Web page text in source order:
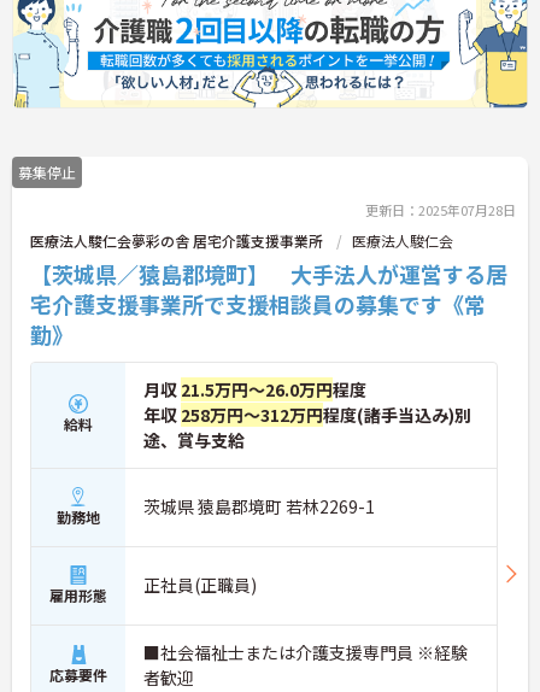
募集停止
更新日：2025年07月28日
医療法人駿仁会夢彩の舎 居宅介護支援事業所 医療法人駿仁会
【茨城県／猿島郡境町】 大手法人が運営する居
宅介護支援事業所で支援相談員の募集です《常
勤》
給料
月収 21.5万円～26.0万円程度
年収 258万円～312万円程度(諸手当込み)別
途、賞与支給
勤務地 茨城県 猿島郡境町 若林2269-1
雇用形態 正社員(正職員)
応募要件
■社会福祉士または介護支援専門員 ※経験
者歓迎